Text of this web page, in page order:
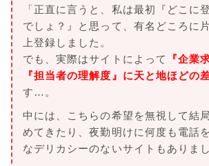
「正直に言うと、私は最初『どこに
でしょ？』と思って、有名どころに
上登録しました。
でも、実際はサイトによって
『企業
『担当者の理解度』に天と地ほどの
す…。
中には、こちらの希望を無視して結
めてきたり、夜勤明けに何度も電話
なデリカシーのないサイトもありま